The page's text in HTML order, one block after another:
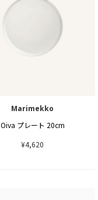
Marimekko
Oiva プレート 20cm
¥4,620